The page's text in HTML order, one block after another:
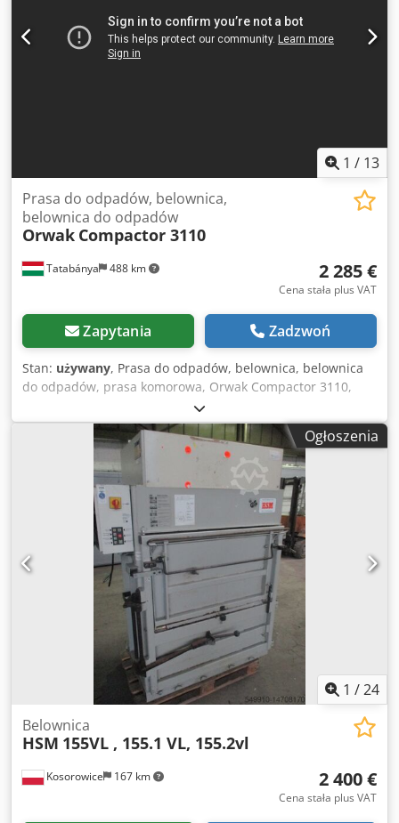
1 / 13
Tatabánya 488 km
Prasa do odpadów, belownica,
belownica do odpadów
Orwak Compactor 3110
2 285 €
Cena stała plus VAT
Zapytania Zadzwoń
Stan: używany, Prasa do odpadów, belownica, belownica
do odpadów, prasa komorowa, Orwak Compactor 3110,
maszyna używana Producent: ORWAK (Sävsjö, Szwecja)
Typ: Compactor 3110 Nr seryjny: 105441 Dkjdjy S Ui Dopfx
Abqjr Nr produktu: 4903110-00 Wymiary całkowite: 865 x
680 x 2050 mm -Siła nacisku: 4 t -Rok produkcji: 2011-11 -
Napięcie: 230 V -Częstotliwość: 50 Hz -Moc: 1,1 kW -Prąd:
8,9 A -Waga: 340 kg
Ogłoszenia
1 /24
Kosorowice 167 km
Belownica
HSM 155VL , 155.1 VL, 155.2vl
2 400 €
Cena stała plus VAT